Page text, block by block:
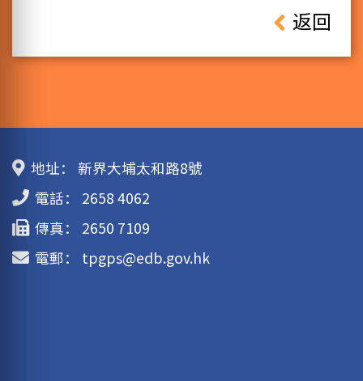
返回
地址：
新界大埔太和路8號
電話：
2658 4062
傳真：
2650 7109
電郵：
tpgps@edb.gov.hk